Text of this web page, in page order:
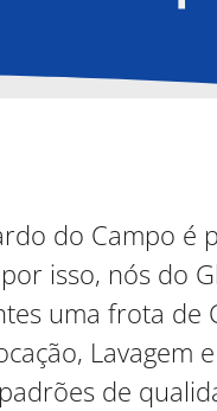
do Campo é
isso, nós do
uma frota de
Lavagem
de